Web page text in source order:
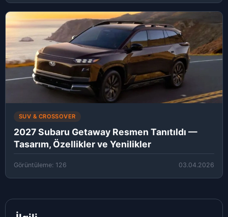
SUV & CROSSOVER
2027 Subaru Getaway Resmen Tanıtıldı —
Tasarım, Özellikler ve Yenilikler
Görüntüleme: 126 03.04.2026